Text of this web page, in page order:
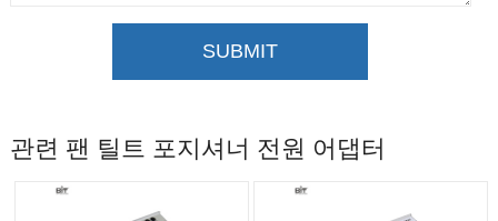
SUBMIT
관련 팬 틸트 포지셔너 전원 어댑터